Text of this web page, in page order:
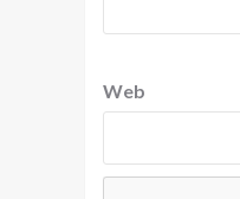
Web